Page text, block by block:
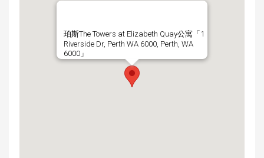
珀斯The Towers at Elizabeth Quay公寓「1
Riverside Dr, Perth WA 6000, Perth, WA
6000」